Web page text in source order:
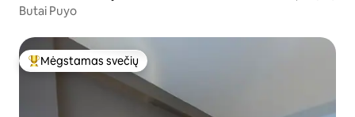
Butai Puyo
Svečių mėgstamiausias
Mėgstamas svečių